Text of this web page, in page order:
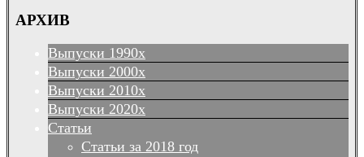
АРХИВ
Выпуски 1990х
Выпуски 2000х
Выпуски 2010х
Выпуски 2020х
Статьи
Статьи за 2018 год